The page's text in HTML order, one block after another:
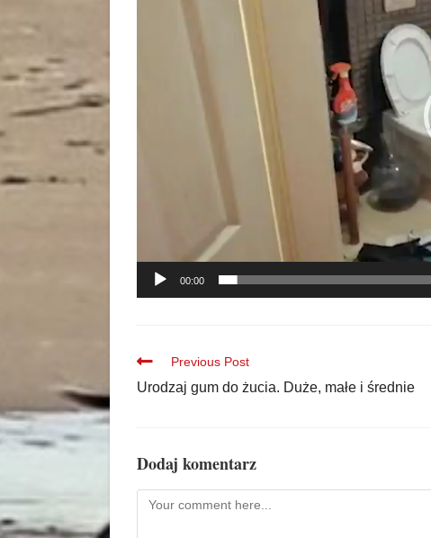
00:00
Previous Post
Urodzaj gum do żucia. Duże, małe i średnie
Dodaj komentarz